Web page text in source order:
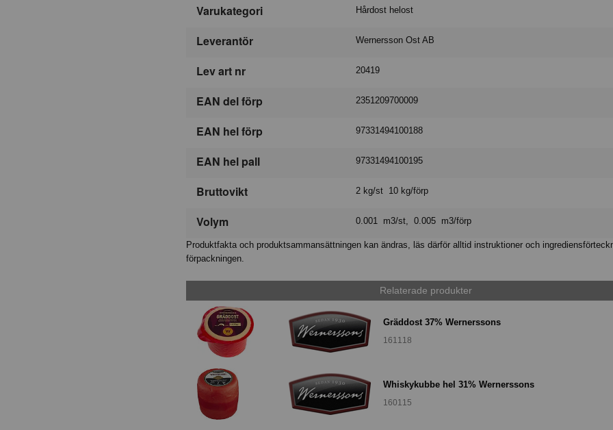
Varukategori Hårdost helost
Leverantör Wernersson Ost AB
Lev art nr 20419
EAN del förp 2351209700009
EAN hel förp 97331494100188
EAN hel pall 97331494100195
Bruttovikt 2 kg/st 10 kg/förp
Volym 0.001 m3/st, 0.005 m3/förp
Produktfakta och produktsammansättningen kan ändras, läs därför alltid instruktioner och
förpackningen.
Relaterade produkter
Gräddost 37% Wernerssons
161118
Whiskykubbe hel 31% Wernerssons
160115